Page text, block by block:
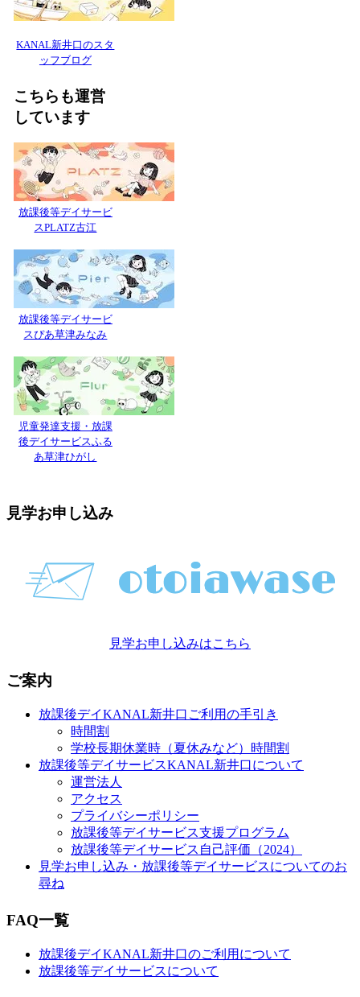
KANAL新井口のスタ
ッフブログ
こちらも運営
しています
放課後等デイサービ
スPLATZ古江
放課後等デイサービ
スぴあ草津みなみ
児童発達支援・放課
後デイサービスふる
あ草津ひがし
見学お申し込み
見学お申し込みはこちら
ご案内
放課後デイKANAL新井口ご利用の手引き
時間割
学校長期休業時（夏休みなど）時間割
放課後等デイサービスKANAL新井口について
運営法人
アクセス
プライバシーポリシー
放課後等デイサービス支援プログラム
放課後等デイサービス自己評価（2024）
見学お申し込み・放課後等デイサービスについてのお
尋ね
FAQ一覧
放課後デイKANAL新井口のご利用について
放課後等デイサービスについて